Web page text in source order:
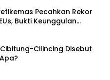
Pecahkan Rekor
Bukti Keunggulan
Cilincing Disebut